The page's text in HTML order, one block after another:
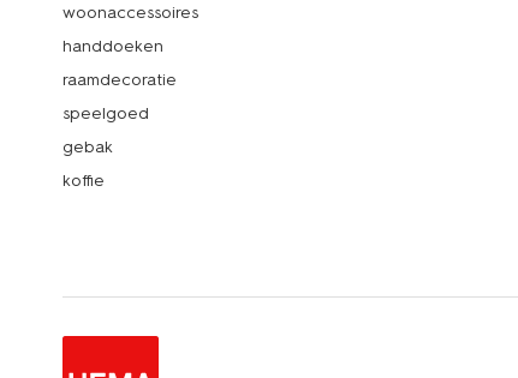
woonaccessoires
handdoeken
raamdecoratie
speelgoed
gebak
koffie